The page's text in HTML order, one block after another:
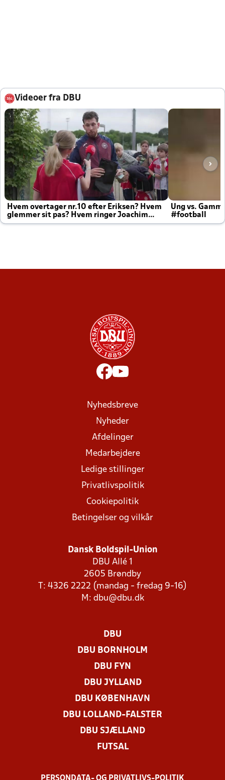
Videoer fra DBU
Hvem overtager nr.10 efter Eriksen? Hvem
glemmer sit pas? Hvem ringer Joachim
altid til efter kampe?
Ung vs.
#football
Nyhedsbreve
Nyheder
Afdelinger
Medarbejdere
Ledige stillinger
Privatlivspolitik
Cookiepolitik
Betingelser og vilkår
Dansk Boldspil-Union
DBU Allé 1
2605 Brøndby
T: 4326 2222 (mandag - fredag 9-16)
M: dbu@dbu.dk
DBU
DBU BORNHOLM
DBU FYN
DBU JYLLAND
DBU KØBENHAVN
DBU LOLLAND-FALSTER
DBU SJÆLLAND
FUTSAL